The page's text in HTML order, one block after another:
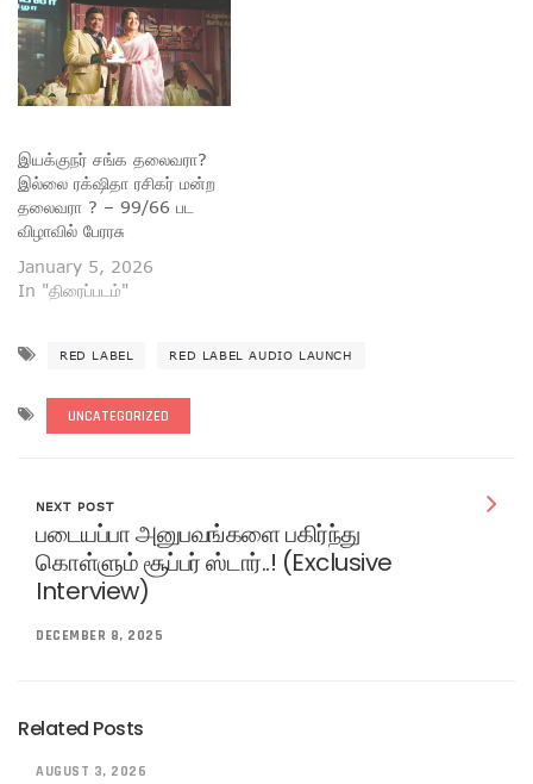
இயக்குநர் சங்க தலைவரா?
இல்லை ரக்‌ஷிதா ரசிகர் மன்ற
தலைவரா ? – 99/66 பட
விழாவில் பேரரசு
January 5, 2026
In "திரைப்படம்"
RED LABEL RED LABEL AUDIO LAUNCH
UNCATEGORIZED
NEXT POST
படையப்பா அனுபவங்களை பகிர்ந்து
கொள்ளும் சூப்பர் ஸ்டார்..! (Exclusive
Interview)
DECEMBER 8, 2025
Related Posts
AUGUST 3, 2026